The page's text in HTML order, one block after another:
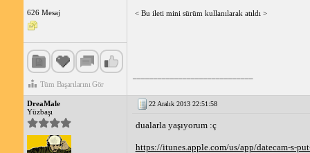
626 Mesaj
Tüm Başarılarını Gör
< Bu ileti mini sürüm kullanılarak atıldı >
DreaMale
Yüzbaşı
22 Aralık 2013 22:51:58
dualarla yaşıyorum :ç
https://itunes.apple.com/us/app/datecam-s-